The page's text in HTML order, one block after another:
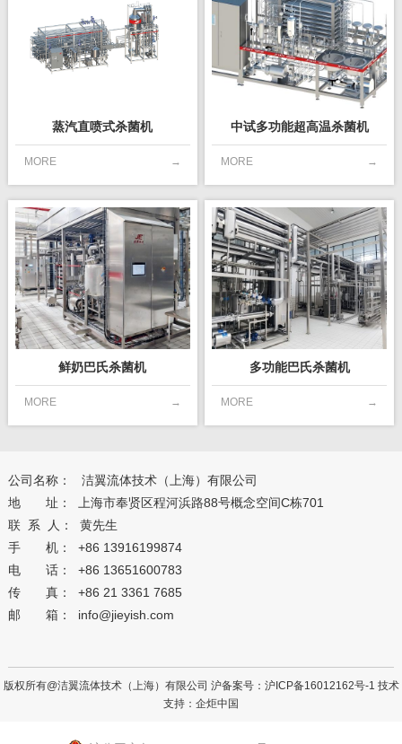
蒸汽直喷式杀菌机
MORE →
中试多功能超高温杀菌机
MORE →
鲜奶巴氏杀菌机
MORE →
多功能巴氏杀菌机
MORE →
公司名称： 洁翼流体技术（上海）有限公司
地 址： 上海市奉贤区程河浜路88号概念空间C栋701
联 系 人： 黄先生
手 机： +86 13916199874
电 话： +86 13651600783
传 真： +86 21 3361 7685
邮 箱： info@jieyish.com
版权所有@洁翼流体技术（上海）有限公司 沪备案号： 沪ICP备16012162号-1 技术
支持： 企炬中国